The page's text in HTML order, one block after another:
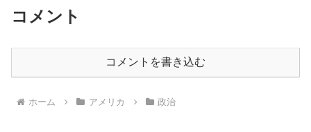
コメント
コメントを書き込む
ホーム アメリカ 政治